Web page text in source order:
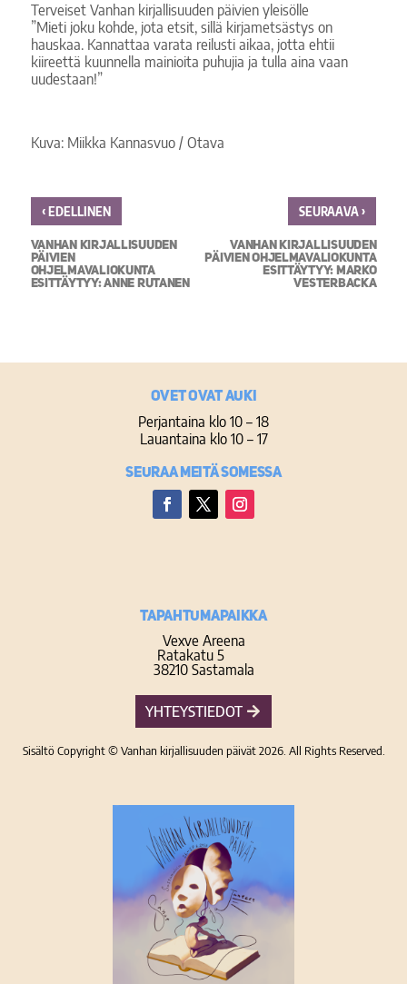
Terveiset Vanhan kirjallisuuden päivien yleisölle
”Mieti joku kohde, jota etsit, sillä kirjametsästys on
hauskaa. Kannattaa varata reilusti aikaa, jotta ehtii
kiireettä kuunnella mainioita puhujia ja tulla aina vaan
uudestaan!”
Kuva: Miikka Kannasvuo / Otava
‹EDELLINEN
VANHAN KIRJALLISUUDEN
PÄIVIEN
OHJELMAVALIOKUNTA
ESITTÄYTYY: ANNE RUTANEN
SEURAAVA›
VANHAN KIRJALLISUUDEN
PÄIVIEN OHJELMAVALIOKUNTA
ESITTÄYTYY: MARKO
VESTERBACKA
Ovet ovat auki
Perjantaina klo 10 – 18
Lauantaina klo 10 – 17
Seuraa meitä somessa
TAPAHTUMAPAIKKA
Vexve Areena
Ratakatu 5
38210 Sastamala
YHTEYSTIEDOT
Sisältö Copyright © Vanhan kirjallisuuden päivät 2026. All Rights Reserved.